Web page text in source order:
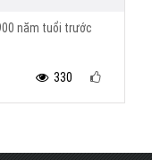
năm tuổi trước
330